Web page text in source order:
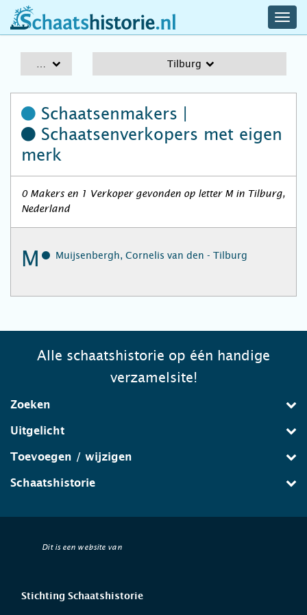
schaatshistorie.nl
Tilburg
Schaatsenmakers |
Schaatsenverkopers met eigen
merk
0 Makers en 1 Verkoper gevonden op letter M in Tilburg,
Nederland
M Muijsenbergh, Cornelis van den - Tilburg
Alle schaatshistorie op één handige
verzamelsite!
Zoeken
Uitgelicht
Toevoegen / wijzigen
Schaatshistorie
Dit is een website van
Stichting Schaatshistorie